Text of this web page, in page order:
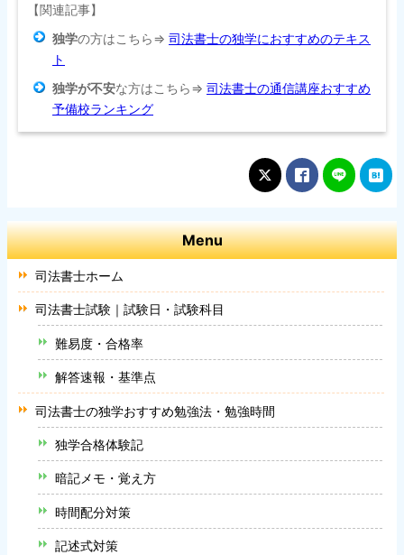
【関連記事】
独学の方はこちら⇒司法書士の独学におすすめのテキス
ト
独学が不安な方はこちら⇒司法書士の通信講座おすすめ
予備校ランキング
Menu
司法書士ホーム
司法書士試験｜試験日・試験科目
難易度・合格率
解答速報・基準点
司法書士の独学おすすめ勉強法・勉強時間
独学合格体験記
暗記メモ・覚え方
時間配分対策
記述式対策